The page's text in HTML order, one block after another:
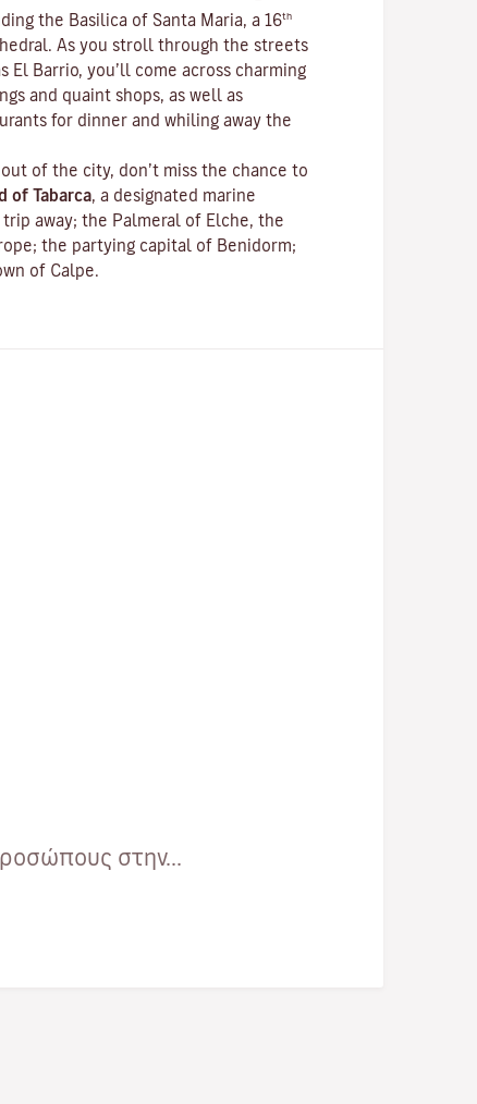
the Basilica of Santa Maria, a 16th
As you stroll through the streets
El Barrio, you’ll come across charming
and quaint shops, as well as
for dinner and whiling away the
of the city, don’t miss the chance to
of Tabarca, a designated marine
away; the Palmeral of Elche, the
the partying capital of Benidorm;
of Calpe.
στην...